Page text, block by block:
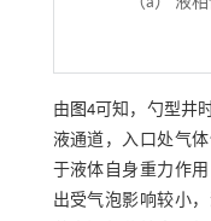
由 图4可知，勺型井
液通道，入口处气
于液体自身重力作
出受气泡影响较小